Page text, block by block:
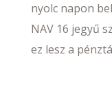
nyolc napon
NAV 16 jegyű
ez lesz a